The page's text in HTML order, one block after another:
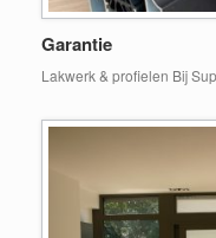
Garantie
Lakwerk & profielen Bij